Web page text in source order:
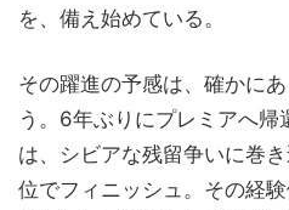
を、備え始めている。
その躍進の予感は、確かに
う。6年ぶりにプレミアへ
は、シビアな残留争いに巻
位でフィニッシュ。その経